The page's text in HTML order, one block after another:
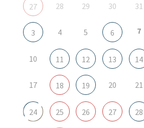
27 28 29 30 31
3 4 5 6 7
10 11 12 13 14
17 18 19 20 21
24 25 26 27 28